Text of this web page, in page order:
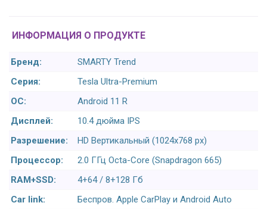
ИНФОРМАЦИЯ О ПРОДУКТЕ
Бренд:
SMARTY Trend
Серия:
Tesla Ultra-Premium
ОС:
Android 11 R
Дисплей:
10.4 дюйма IPS
Разрешение:
HD Вертикальный (1024x768 px)
Процессор:
2.0 ГГц Octa-Core (Snapdragon 665)
RAM+SSD:
4+64 / 8+128 Гб
Car link:
Беспров. Apple CarPlay и Android Auto